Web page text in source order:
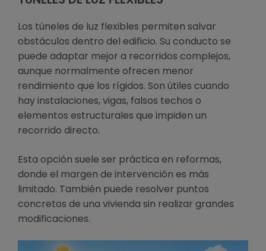
Los túneles de luz flexibles permiten salvar
obstáculos dentro del edificio. Su conducto se
puede adaptar mejor a recorridos complejos,
aunque normalmente ofrecen menor
rendimiento que los rígidos. Son útiles cuando
hay instalaciones, vigas, falsos techos o
elementos estructurales que impiden un
recorrido directo.
Esta opción suele ser práctica en reformas,
donde el margen de intervención es más
limitado. También puede resolver puntos
concretos de una vivienda sin realizar grandes
modificaciones.